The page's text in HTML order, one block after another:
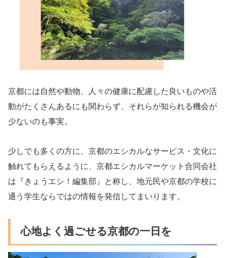
京都には自然や動物、人々の健康に配慮した良いものや活
動がたくさんあるにも関わらず、それらが知られる機会が
少ないのも事実。
少しでも多くの方に、京都のエシカルなサービス・文化に
触れてもらえるように、京都エシカルマーケット合同会社
は『きょうエシ！編集部』と称し、地元民や京都の学校に
通う学生ならではの情報を発信してまいります。
心地よく過ごせる京都の一日を